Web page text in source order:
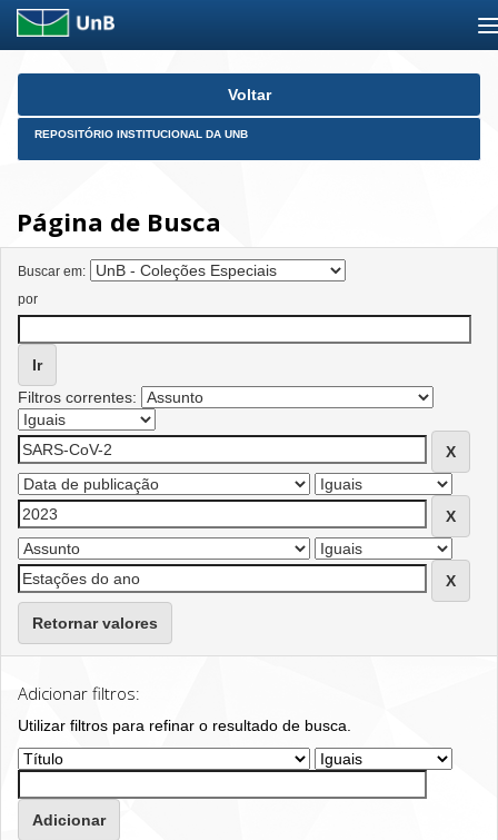
Skip
Voltar
REPOSITÓRIO INSTITUCIONAL DA UNB
Página de Busca
Buscar em:
por
Filtros correntes:
Retornar valores
Adicionar filtros:
Utilizar filtros para refinar o resultado de busca.